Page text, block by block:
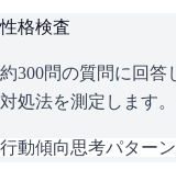
性格検査
約300問の質問に回答
対処法を測定します
行動傾向思考パターン